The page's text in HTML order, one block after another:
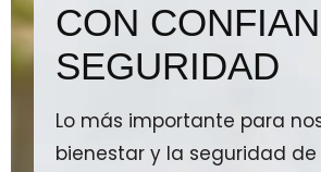
CON
SEGURIDAD
Lo más importante para
bienestar y la seguridad